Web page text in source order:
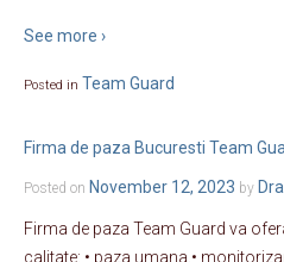
See more ›
Posted in Team Guard
Firma de paza Bucuresti Team
Posted on November 12, 2023 by
Firma de paza Team Guard va
calitate: • paza umana,•